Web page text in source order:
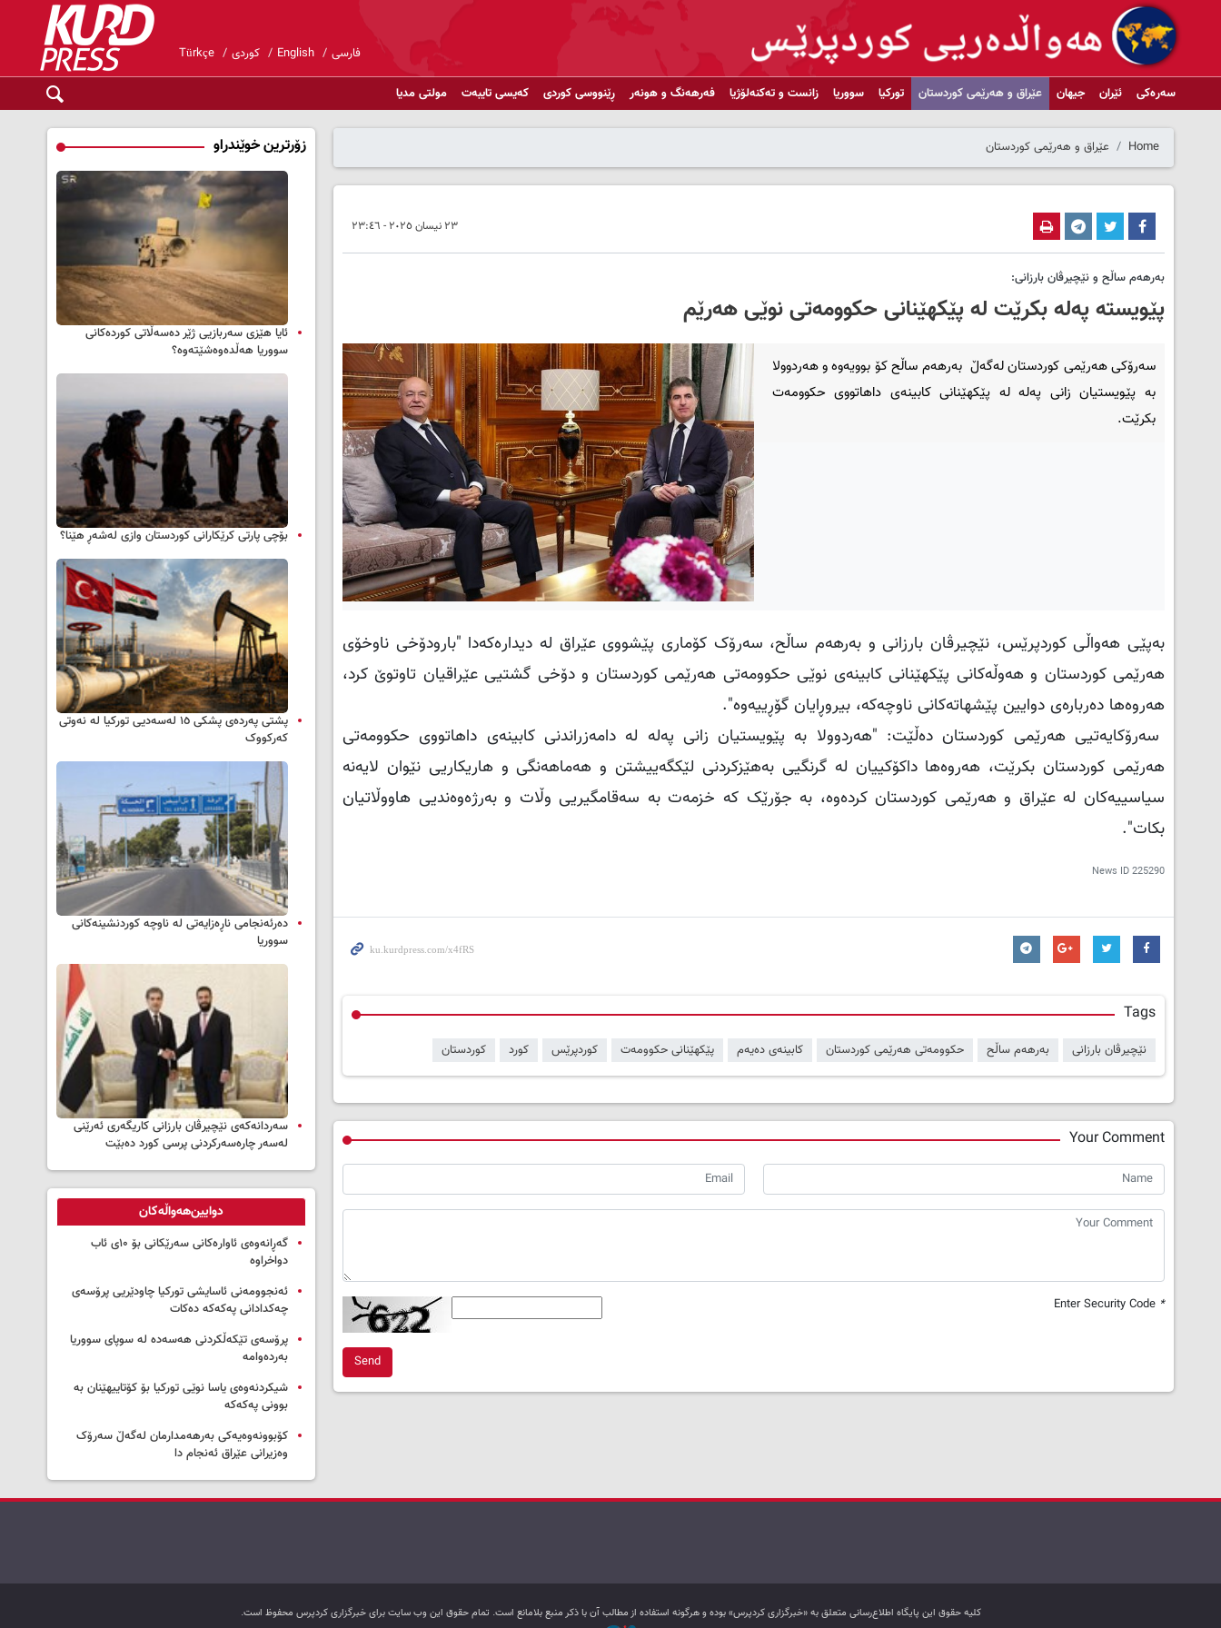
فارسی English کوردی Türkçe
سەرەکی ئێران جیهان عێراق و هەرێمی کوردستان تورکیا سووریا زانست و تەکنەلۆژیا فەرهەنگ و هونەر ڕێنووسی کوردی کەیسی تایبەت مولتی مدیا
Home عێراق و هەرێمی کوردستان
٢٣ نیسان ٢٠٢٥ - ٢٣:٤٦
بەرهەم ساڵح و نێچیرڤان بارزانی:
پێویستە پەلە بکرێت لە پێکهێنانی حکوومەتی نوێی هەرێم
سەرۆکی هەرێمی کوردستان لەگەڵ بەرهەم ساڵح کۆ بوویەوە و هەردوولا
بە پێویستیان زانی پەلە لە پێکهێنانی کابینەی داهاتووی حکوومەت
بکرێت.
بەپێی هەواڵی کوردپرێس، نێچیرڤان بارزانی و بەرهەم ساڵح، سەرۆک کۆماری پێشووی عێراق لە دیدارەکەدا "بارودۆخی ناوخۆی
هه‌رێمی کوردستان و هه‌وڵه‌کانی پێکهێنانی کابینه‌ی نوێی حکوومه‌تی هه‌رێمی کوردستان و دۆخی گشتیی عێراقیان تاوتوێ کرد،
هه‌روه‌ها ده‌رباره‌ی دوایین پێشهاته‌کانی ناوچه‌که‌، بیروڕایان گۆڕییه‌وه‌".
سەرۆکایەتیی هەرێمی کوردستان دەڵێت: "هەردوولا به‌ پێویستیان زانی په‌لە له‌ دامه‌زراندنی کابینه‌ی داهاتووی حکوومه‌تی
هه‌رێمی کوردستان بکرێت، هه‌روه‌ها داکۆکییان له‌ گرنگیی بەهێزکردنی لێکگەییشتن و هه‌ماهه‌نگی و هاریکاریی نێوان لایەنە
سیاسییه‌کان له‌ عێراق و هه‌رێمی کوردستان کرده‌وه‌، بە جۆرێک کە خزمەت بە سەقامگیریی وڵات و بەرژەوەندیی هاووڵاتیان
بکات".
News ID225290
Tags
نێچیرڤان بارزانی بەرهەم ساڵح حکوومەتی هەرێمی کوردستان کابینەی دەیەم پێکهێنانی حکوومەت کوردپرێس کورد کوردستان
Your Comment
*
Send
زۆرترین خوێندراو
ئایا هێزی سەربازیی ژێر دەسەڵاتی کوردەکانی
سووریا هەڵدەوەشێتەوە؟
بۆچی پارتی کرێکارانی کوردستان وازی لەشەڕ هێنا؟
پشتی پەردەی پشکی ١٥ لەسەدیی تورکیا لە نەوتی
کەرکووک
دەرئەنجامی ناڕەزایەتی لە ناوچە کوردنشینەکانی
سووریا
سه‌ردانه‌کەی نێچیرڤان بارزانی كاریگه‌ری ئه‌رێنی
له‌سه‌ر چاره‌سه‌ركردنی پرسی كورد ده‌بێت
دوایین‌هەواڵەکان
گەڕانەوەی ئاوارەکانی سەرێکانی بۆ ۱۰ی ئاب
دواخراوە
ئەنجوومەنی ئاسایشی تورکیا چاودێریی پرۆسەی
چەکدادانی پەکەکە دەکات
پرۆسەی تێکەڵکردنی هەسەدە لە سوپای سووریا
بەردەوامە
شیکردنەوەی یاسا نوێی تورکیا بۆ کۆتاییهێنان بە
بوونی پەکەکە
کۆبوونەوەیەکی بەرهەمدارمان لەگەڵ سەرۆک
وەزیرانی عێراق ئەنجام دا
کليه حقوق اين پایگاه اطلاع‌رسانی متعلق به «خبرگزاری کردپرس» بوده و هرگونه استفاده از مطالب آن با ذکر منبع بلامانع است. تمام حقوق این وب سایت برای خبرگزاری کردپرس محفوظ است.